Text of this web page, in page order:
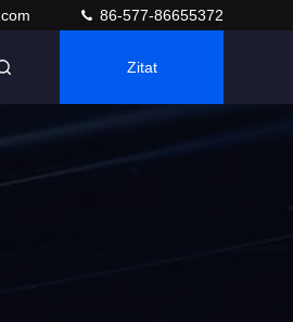
86-577-86655372
Zitat